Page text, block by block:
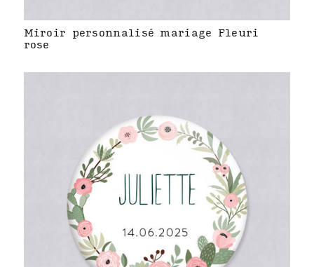
Miroir personnalisé mariage Fleuri
rose